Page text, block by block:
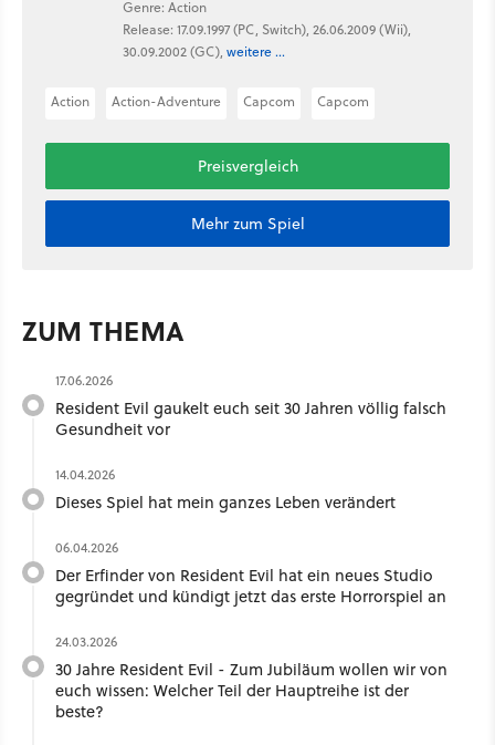
Genre: Action
Release: 17.09.1997 (PC, Switch), 26.06.2009 (Wii),
30.09.2002 (GC), weitere ...
Action Action-Adventure Capcom Capcom
Preisvergleich
Mehr zum Spiel
ZUM THEMA
17.06.2026
Resident Evil gaukelt euch seit 30 Jahren völlig falsch
Gesundheit vor
14.04.2026
Dieses Spiel hat mein ganzes Leben verändert
06.04.2026
Der Erfinder von Resident Evil hat ein neues Studio
gegründet und kündigt jetzt das erste Horrorspiel an
24.03.2026
30 Jahre Resident Evil - Zum Jubiläum wollen wir von
euch wissen: Welcher Teil der Hauptreihe ist der
beste?